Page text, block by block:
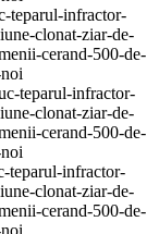
teparul-infractor-
clonat-ziar-de-
cerand-500-de-
teparul-infractor-
clonat-ziar-de-
cerand-500-de-
teparul-infractor-
clonat-ziar-de-
cerand-500-de-